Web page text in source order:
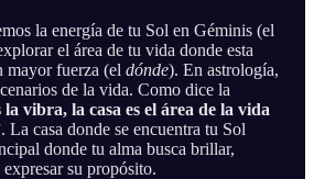
la energía de tu Sol en Géminis (el
el área de tu vida donde esta
mayor fuerza (el dónde). En astrología,
de la vida. Como dice la
la vibra, la casa es el área de la vida
. La casa donde se encuentra tu Sol
donde tu alma busca brillar,
su propósito.